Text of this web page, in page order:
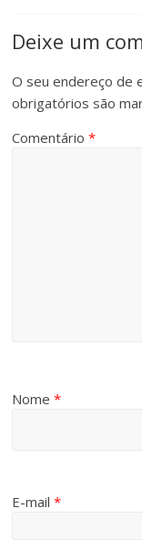
Deixe um
O seu endereço de
obrigatórios são
Comentário*
Nome*
E-mail*